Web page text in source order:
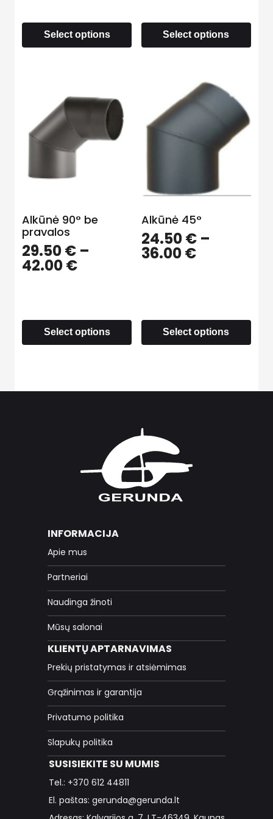
Select options Select options
Alkūnė 90° be
pravalos
29.50€ –
42.00€
Select options
Alkūnė 45°
24.50€–
36.00€
Select options
INFORMACIJA
Apie mus
Partneriai
Naudinga žinoti
Mūsų salonai
KLIENTŲ APTARNAVIMAS
Prekių pristatymas ir atsiėmimas
Grąžinimas ir garantija
Privatumo politika
Slapukų politika
SUSISIEKITE SU MUMIS
Tel.: +370 612 44811
El. paštas: gerunda@gerunda.lt